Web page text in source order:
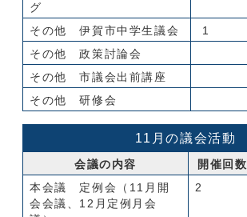
グ
その他 伊賀市中学生議会
1
その他 政策討論会
その他 市議会出前講座
その他 研修会
11月の議会活動
会議の内容 開催回数
本会議 定例会（11月開
会会議、12月定例月会
2